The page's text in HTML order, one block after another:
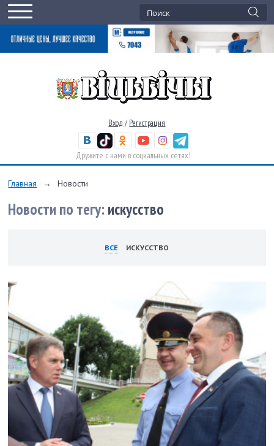
Вход / Регистрация
Дружите с нами в социальных сетях!
Главная → Новости
Новости по тегу: искусство
ВСЕ ИСКУССТВО